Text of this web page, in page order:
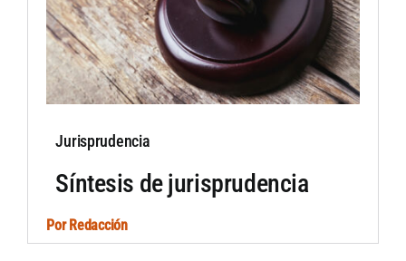
Jurisprudencia
Síntesis de jurisprudencia
Por Redacción